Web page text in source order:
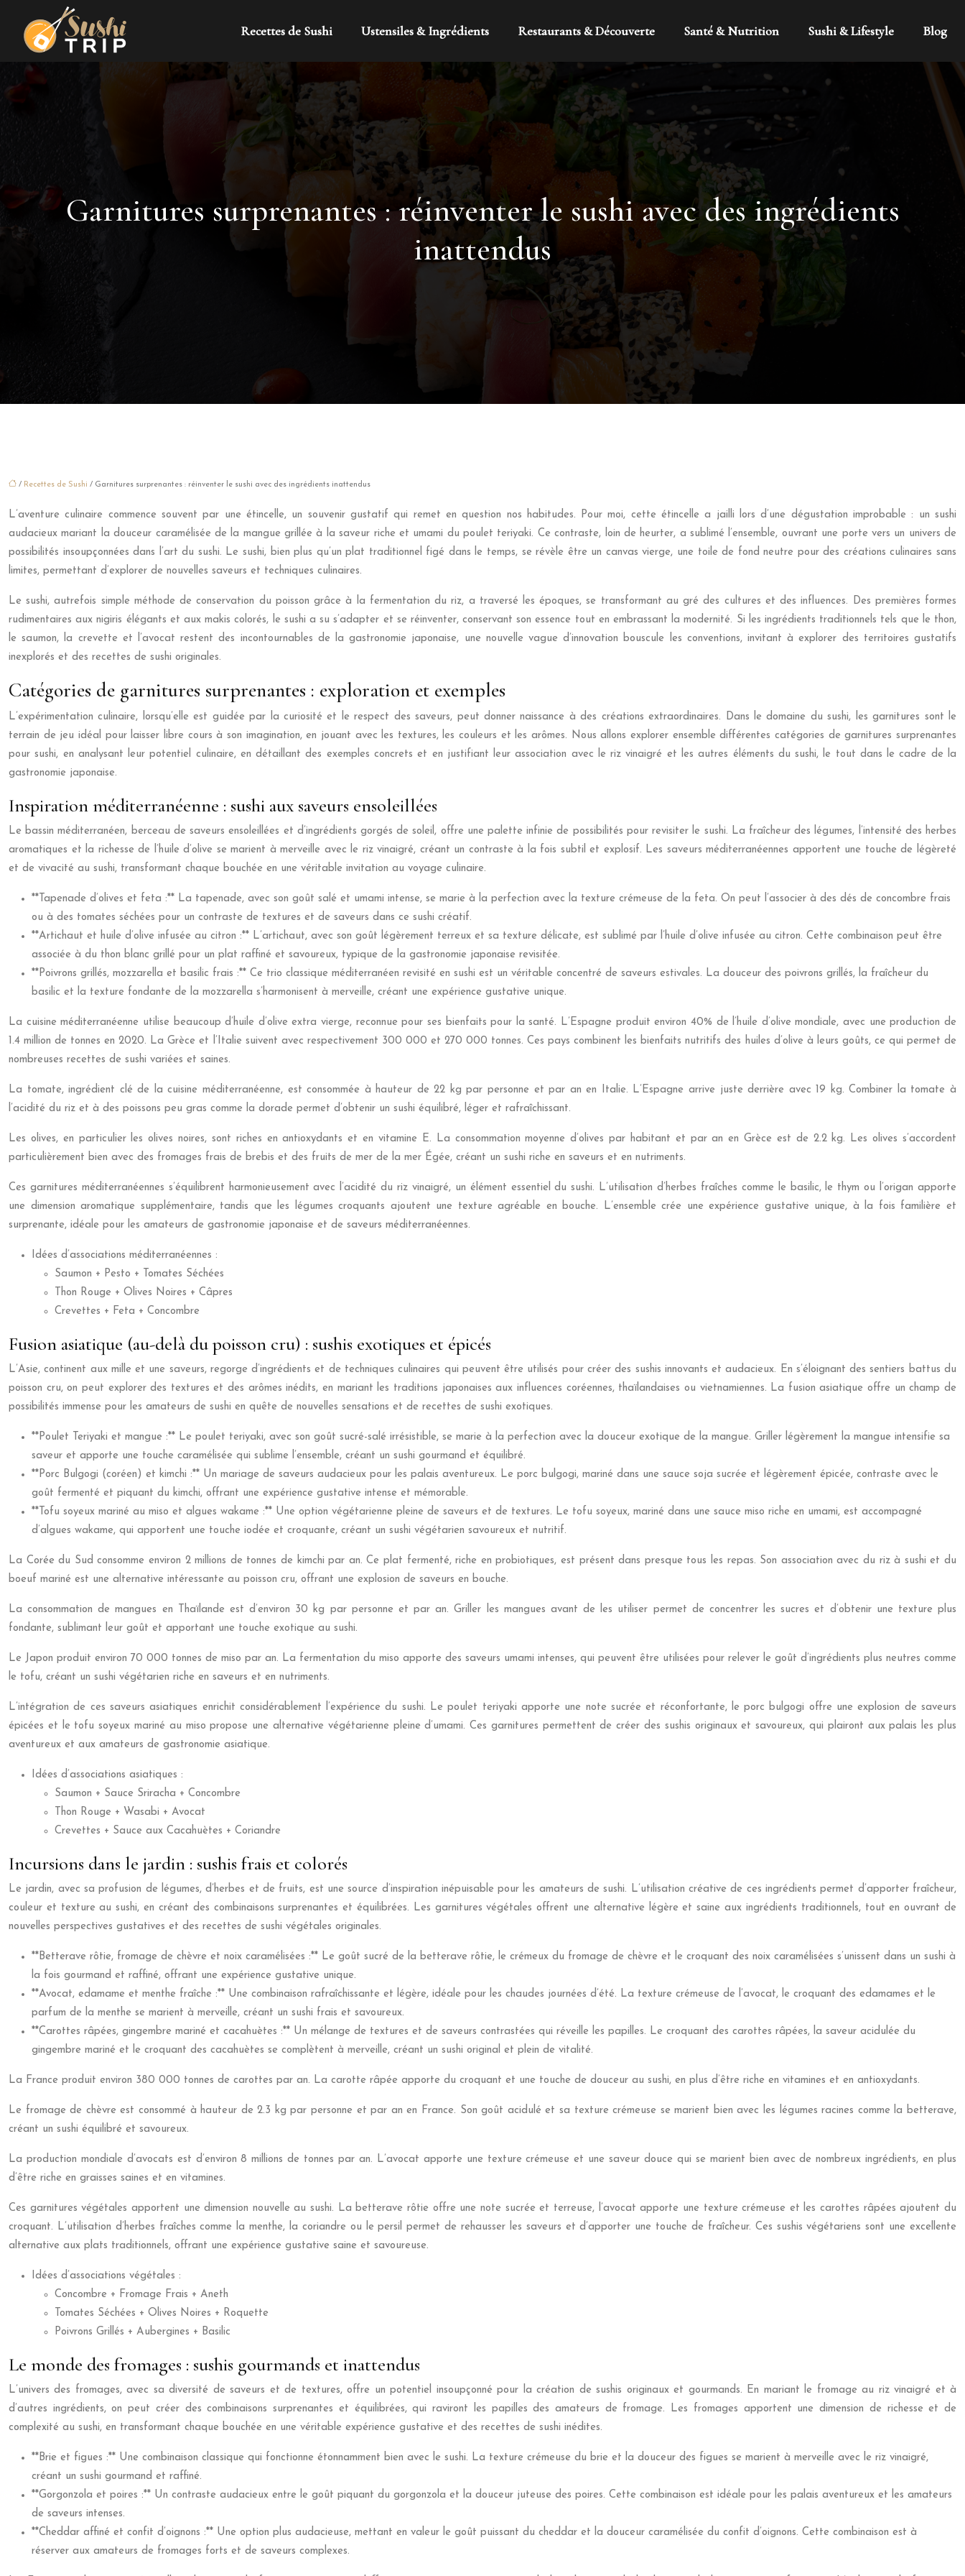
Recettes de Sushi Ustensiles & Ingrédients Restaurants & Découverte Santé & Nutrition Sushi & Lifestyle Blog
Garnitures surprenantes : réinventer le sushi avec des ingrédients
inattendus
/ Recettes de Sushi / Garnitures surprenantes : réinventer le sushi avec des ingrédients inattendus
L’aventure culinaire commence souvent par une étincelle, un souvenir gustatif qui remet en question nos habitudes. Pour moi, cette étincelle a jailli lors d’une dégustation improbable : un sushi
audacieux mariant la douceur caramélisée de la mangue grillée à la saveur riche et umami du poulet teriyaki. Ce contraste, loin de heurter, a sublimé l’ensemble, ouvrant une porte vers un univers de
possibilités insoupçonnées dans l’art du sushi. Le sushi, bien plus qu’un plat traditionnel figé dans le temps, se révèle être un canvas vierge, une toile de fond neutre pour des créations culinaires sans
limites, permettant d’explorer de nouvelles saveurs et techniques culinaires.
Le sushi, autrefois simple méthode de conservation du poisson grâce à la fermentation du riz, a traversé les époques, se transformant au gré des cultures et des influences. Des premières formes
rudimentaires aux nigiris élégants et aux makis colorés, le sushi a su s’adapter et se réinventer, conservant son essence tout en embrassant la modernité. Si les ingrédients traditionnels tels que le thon,
le saumon, la crevette et l’avocat restent des incontournables de la gastronomie japonaise, une nouvelle vague d’innovation bouscule les conventions, invitant à explorer des territoires gustatifs
inexplorés et des recettes de sushi originales.
Catégories de garnitures surprenantes : exploration et exemples
L’expérimentation culinaire, lorsqu’elle est guidée par la curiosité et le respect des saveurs, peut donner naissance à des créations extraordinaires. Dans le domaine du sushi, les garnitures sont le
terrain de jeu idéal pour laisser libre cours à son imagination, en jouant avec les textures, les couleurs et les arômes. Nous allons explorer ensemble différentes catégories de garnitures surprenantes
pour sushi, en analysant leur potentiel culinaire, en détaillant des exemples concrets et en justifiant leur association avec le riz vinaigré et les autres éléments du sushi, le tout dans le cadre de la
gastronomie japonaise.
Inspiration méditerranéenne : sushi aux saveurs ensoleillées
Le bassin méditerranéen, berceau de saveurs ensoleillées et d’ingrédients gorgés de soleil, offre une palette infinie de possibilités pour revisiter le sushi. La fraîcheur des légumes, l’intensité des herbes
aromatiques et la richesse de l’huile d’olive se marient à merveille avec le riz vinaigré, créant un contraste à la fois subtil et explosif. Les saveurs méditerranéennes apportent une touche de légèreté
et de vivacité au sushi, transformant chaque bouchée en une véritable invitation au voyage culinaire.
**Tapenade d’olives et feta :** La tapenade, avec son goût salé et umami intense, se marie à la perfection avec la texture crémeuse de la feta. On peut l’associer à des dés de concombre frais
ou à des tomates séchées pour un contraste de textures et de saveurs dans ce sushi créatif.
**Artichaut et huile d’olive infusée au citron :** L’artichaut, avec son goût légèrement terreux et sa texture délicate, est sublimé par l’huile d’olive infusée au citron. Cette combinaison peut être
associée à du thon blanc grillé pour un plat raffiné et savoureux, typique de la gastronomie japonaise revisitée.
**Poivrons grillés, mozzarella et basilic frais :** Ce trio classique méditerranéen revisité en sushi est un véritable concentré de saveurs estivales. La douceur des poivrons grillés, la fraîcheur du
basilic et la texture fondante de la mozzarella s’harmonisent à merveille, créant une expérience gustative unique.
La cuisine méditerranéenne utilise beaucoup d’huile d’olive extra vierge, reconnue pour ses bienfaits pour la santé. L’Espagne produit environ 40% de l’huile d’olive mondiale, avec une production de
1.4 million de tonnes en 2020. La Grèce et l’Italie suivent avec respectivement 300 000 et 270 000 tonnes. Ces pays combinent les bienfaits nutritifs des huiles d’olive à leurs goûts, ce qui permet de
nombreuses recettes de sushi variées et saines.
La tomate, ingrédient clé de la cuisine méditerranéenne, est consommée à hauteur de 22 kg par personne et par an en Italie. L’Espagne arrive juste derrière avec 19 kg. Combiner la tomate à
l’acidité du riz et à des poissons peu gras comme la dorade permet d’obtenir un sushi équilibré, léger et rafraîchissant.
Les olives, en particulier les olives noires, sont riches en antioxydants et en vitamine E. La consommation moyenne d’olives par habitant et par an en Grèce est de 2.2 kg. Les olives s’accordent
particulièrement bien avec des fromages frais de brebis et des fruits de mer de la mer Égée, créant un sushi riche en saveurs et en nutriments.
Ces garnitures méditerranéennes s’équilibrent harmonieusement avec l’acidité du riz vinaigré, un élément essentiel du sushi. L’utilisation d’herbes fraîches comme le basilic, le thym ou l’origan apporte
une dimension aromatique supplémentaire, tandis que les légumes croquants ajoutent une texture agréable en bouche. L’ensemble crée une expérience gustative unique, à la fois familière et
surprenante, idéale pour les amateurs de gastronomie japonaise et de saveurs méditerranéennes.
Idées d’associations méditerranéennes :
Saumon + Pesto + Tomates Séchées
Thon Rouge + Olives Noires + Câpres
Crevettes + Feta + Concombre
Fusion asiatique (au-delà du poisson cru) : sushis exotiques et épicés
L’Asie, continent aux mille et une saveurs, regorge d’ingrédients et de techniques culinaires qui peuvent être utilisés pour créer des sushis innovants et audacieux. En s’éloignant des sentiers battus du
poisson cru, on peut explorer des textures et des arômes inédits, en mariant les traditions japonaises aux influences coréennes, thaïlandaises ou vietnamiennes. La fusion asiatique offre un champ de
possibilités immense pour les amateurs de sushi en quête de nouvelles sensations et de recettes de sushi exotiques.
**Poulet Teriyaki et mangue :** Le poulet teriyaki, avec son goût sucré-salé irrésistible, se marie à la perfection avec la douceur exotique de la mangue. Griller légèrement la mangue intensifie sa
saveur et apporte une touche caramélisée qui sublime l’ensemble, créant un sushi gourmand et équilibré.
**Porc Bulgogi (coréen) et kimchi :** Un mariage de saveurs audacieux pour les palais aventureux. Le porc bulgogi, mariné dans une sauce soja sucrée et légèrement épicée, contraste avec le
goût fermenté et piquant du kimchi, offrant une expérience gustative intense et mémorable.
**Tofu soyeux mariné au miso et algues wakame :** Une option végétarienne pleine de saveurs et de textures. Le tofu soyeux, mariné dans une sauce miso riche en umami, est accompagné
d’algues wakame, qui apportent une touche iodée et croquante, créant un sushi végétarien savoureux et nutritif.
La Corée du Sud consomme environ 2 millions de tonnes de kimchi par an. Ce plat fermenté, riche en probiotiques, est présent dans presque tous les repas. Son association avec du riz à sushi et du
boeuf mariné est une alternative intéressante au poisson cru, offrant une explosion de saveurs en bouche.
La consommation de mangues en Thaïlande est d’environ 30 kg par personne et par an. Griller les mangues avant de les utiliser permet de concentrer les sucres et d’obtenir une texture plus
fondante, sublimant leur goût et apportant une touche exotique au sushi.
Le Japon produit environ 70 000 tonnes de miso par an. La fermentation du miso apporte des saveurs umami intenses, qui peuvent être utilisées pour relever le goût d’ingrédients plus neutres comme
le tofu, créant un sushi végétarien riche en saveurs et en nutriments.
L’intégration de ces saveurs asiatiques enrichit considérablement l’expérience du sushi. Le poulet teriyaki apporte une note sucrée et réconfortante, le porc bulgogi offre une explosion de saveurs
épicées et le tofu soyeux mariné au miso propose une alternative végétarienne pleine d’umami. Ces garnitures permettent de créer des sushis originaux et savoureux, qui plairont aux palais les plus
aventureux et aux amateurs de gastronomie asiatique.
Idées d’associations asiatiques :
Saumon + Sauce Sriracha + Concombre
Thon Rouge + Wasabi + Avocat
Crevettes + Sauce aux Cacahuètes + Coriandre
Incursions dans le jardin : sushis frais et colorés
Le jardin, avec sa profusion de légumes, d’herbes et de fruits, est une source d’inspiration inépuisable pour les amateurs de sushi. L’utilisation créative de ces ingrédients permet d’apporter fraîcheur,
couleur et texture au sushi, en créant des combinaisons surprenantes et équilibrées. Les garnitures végétales offrent une alternative légère et saine aux ingrédients traditionnels, tout en ouvrant de
nouvelles perspectives gustatives et des recettes de sushi végétales originales.
**Betterave rôtie, fromage de chèvre et noix caramélisées :** Le goût sucré de la betterave rôtie, le crémeux du fromage de chèvre et le croquant des noix caramélisées s’unissent dans un sushi à
la fois gourmand et raffiné, offrant une expérience gustative unique.
**Avocat, edamame et menthe fraîche :** Une combinaison rafraîchissante et légère, idéale pour les chaudes journées d’été. La texture crémeuse de l’avocat, le croquant des edamames et le
parfum de la menthe se marient à merveille, créant un sushi frais et savoureux.
**Carottes râpées, gingembre mariné et cacahuètes :** Un mélange de textures et de saveurs contrastées qui réveille les papilles. Le croquant des carottes râpées, la saveur acidulée du
gingembre mariné et le croquant des cacahuètes se complètent à merveille, créant un sushi original et plein de vitalité.
La France produit environ 380 000 tonnes de carottes par an. La carotte râpée apporte du croquant et une touche de douceur au sushi, en plus d’être riche en vitamines et en antioxydants.
Le fromage de chèvre est consommé à hauteur de 2.3 kg par personne et par an en France. Son goût acidulé et sa texture crémeuse se marient bien avec les légumes racines comme la betterave,
créant un sushi équilibré et savoureux.
La production mondiale d’avocats est d’environ 8 millions de tonnes par an. L’avocat apporte une texture crémeuse et une saveur douce qui se marient bien avec de nombreux ingrédients, en plus
d’être riche en graisses saines et en vitamines.
Ces garnitures végétales apportent une dimension nouvelle au sushi. La betterave rôtie offre une note sucrée et terreuse, l’avocat apporte une texture crémeuse et les carottes râpées ajoutent du
croquant. L’utilisation d’herbes fraîches comme la menthe, la coriandre ou le persil permet de rehausser les saveurs et d’apporter une touche de fraîcheur. Ces sushis végétariens sont une excellente
alternative aux plats traditionnels, offrant une expérience gustative saine et savoureuse.
Idées d’associations végétales :
Concombre + Fromage Frais + Aneth
Tomates Séchées + Olives Noires + Roquette
Poivrons Grillés + Aubergines + Basilic
Le monde des fromages : sushis gourmands et inattendus
L’univers des fromages, avec sa diversité de saveurs et de textures, offre un potentiel insoupçonné pour la création de sushis originaux et gourmands. En mariant le fromage au riz vinaigré et à
d’autres ingrédients, on peut créer des combinaisons surprenantes et équilibrées, qui raviront les papilles des amateurs de fromage. Les fromages apportent une dimension de richesse et de
complexité au sushi, en transformant chaque bouchée en une véritable expérience gustative et des recettes de sushi inédites.
**Brie et figues :** Une combinaison classique qui fonctionne étonnamment bien avec le sushi. La texture crémeuse du brie et la douceur des figues se marient à merveille avec le riz vinaigré,
créant un sushi gourmand et raffiné.
**Gorgonzola et poires :** Un contraste audacieux entre le goût piquant du gorgonzola et la douceur juteuse des poires. Cette combinaison est idéale pour les palais aventureux et les amateurs
de saveurs intenses.
**Cheddar affiné et confit d’oignons :** Une option plus audacieuse, mettant en valeur le goût puissant du cheddar et la douceur caramélisée du confit d’oignons. Cette combinaison est à
réserver aux amateurs de fromages forts et de saveurs complexes.